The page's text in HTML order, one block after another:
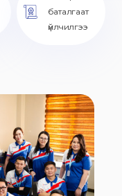
баталгаат
үйлчилгээ